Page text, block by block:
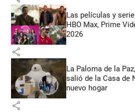
Las películas y
HBO Max, Prime
2026
share
La Paloma de la
salió de la Casa de
nuevo hogar
share